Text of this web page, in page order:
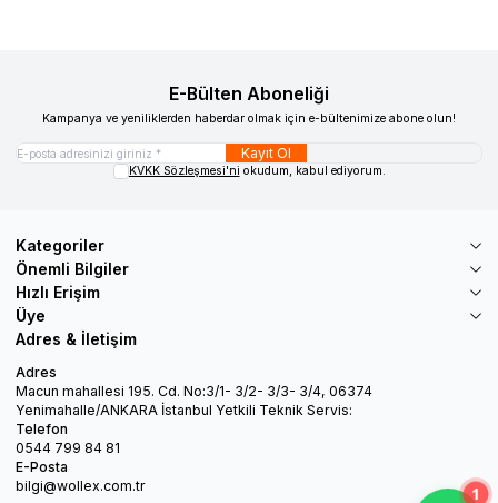
1
E-Bülten Aboneliği
Kampanya ve yeniliklerden haberdar olmak için e-bültenimize abone olun!
Kayıt Ol
KVKK Sözleşmesi'ni okudum, kabul ediyorum.
Kategoriler
Önemli Bilgiler
Hızlı Erişim
Üye
Adres & İletişim
Adres
Macun mahallesi 195. Cd. No:3/1- 3/2- 3/3- 3/4, 06374
Yenimahalle/ANKARA İstanbul Yetkili Teknik Servis:
Telefon
0544 799 84 81
E-Posta
bilgi@wollex.com.tr